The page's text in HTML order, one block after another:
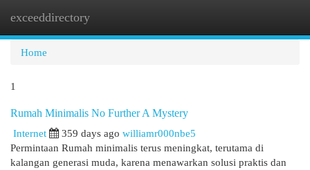
exceeddirectory
Home
1
Rumah Minimalis No Further A Mystery
Internet
359 days ago williamr000nbe5
Permintaan Rumah minimalis terus meningkat, terutama di
kalangan generasi muda, karena menawarkan solusi praktis dan